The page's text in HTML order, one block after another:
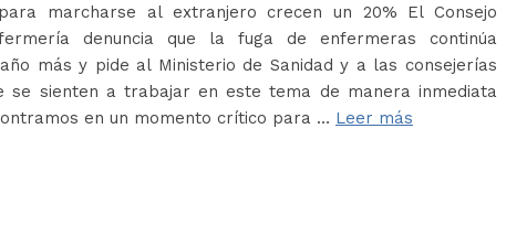
marcharse al extranjero crecen un 20% El Consejo
denuncia que la fuga de enfermeras continúa
más y pide al Ministerio de Sanidad y a las consejerías
se sienten a trabajar en este tema de manera inmediata
en un momento crítico para … Leer más